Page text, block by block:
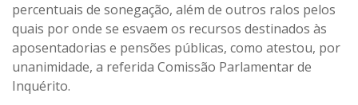
percentuais de sonegação, além de outros ralos pelos
quais por onde se esvaem os recursos destinados às
aposentadorias e pensões públicas, como atestou, por
unanimidade, a referida Comissão Parlamentar de
Inquérito.